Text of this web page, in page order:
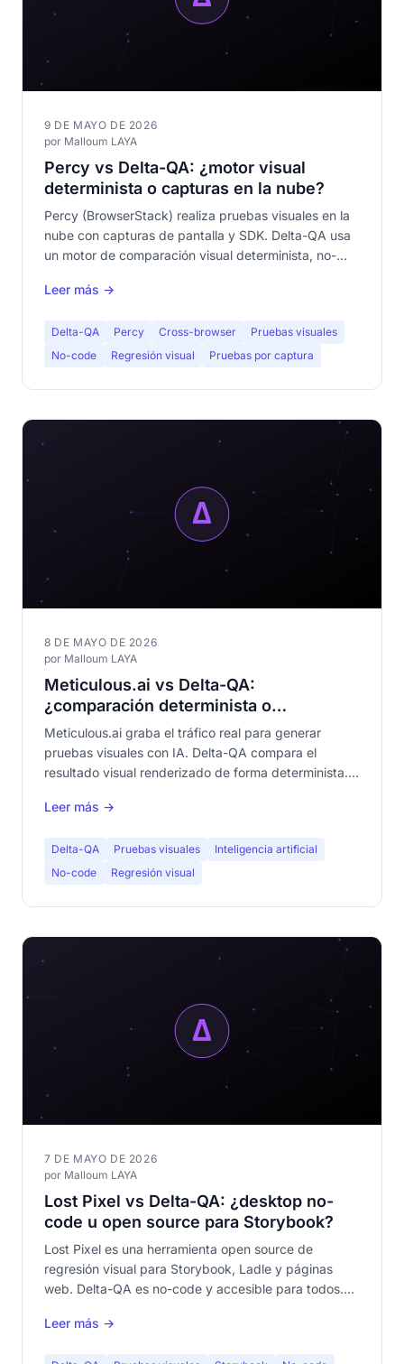
9 DE MAYO DE 2026
por Malloum LAYA
Percy vs Delta-QA: ¿motor visual
determinista o capturas en la nube?
Percy (BrowserStack) realiza pruebas visuales en la
nube con capturas de pantalla y SDK. Delta-QA usa
un motor de comparación visual determinista, no-
vs local, de pago vs gratuito.
Leer más →
Delta-QA Percy Cross-browser
Pruebas visuales
No-code
Regresión visual Pruebas por captura
8 DE MAYO DE 2026
por Malloum LAYA
Meticulous.ai vs Delta-QA:
¿comparación determinista o
reproducción del tráfico real?
Meticulous.ai graba el tráfico real para generar
pruebas visuales con IA. Delta-QA compara el
resultado visual renderizado de forma determinista.
completa.
Leer más →
Delta-QA Pruebas visuales
Inteligencia artificial
No-code
Regresión visual
7 DE MAYO DE 2026
por Malloum LAYA
Lost Pixel vs Delta-QA: ¿desktop no-
code u open source para Storybook?
Lost Pixel es una herramienta open source de
regresión visual para Storybook, Ladle y páginas
web. Delta-QA es no-code y accesible para todos.
Leer más →